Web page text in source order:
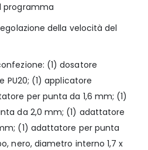
programma
della velocità del
(1) dosatore
PU20; (1) applicatore
per punta da 1,6 mm; (1)
da 2,0 mm; (1) adattatore
(1) adattatore per punta
nero, diametro interno 1,7 x